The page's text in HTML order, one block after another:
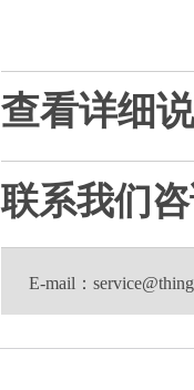
查看详细
联系我们
E-mail：